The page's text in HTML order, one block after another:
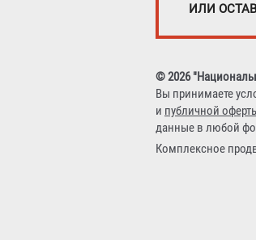
ИЛИ
© 2026
Вы принимаете
и публичной
данные в любой
Комплексное